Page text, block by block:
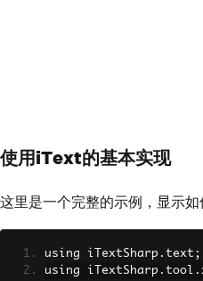
使用iText的基本实现
这里是一个完整的示例，显示
using iTextSharp . text ;
using iTextSharp . tool .